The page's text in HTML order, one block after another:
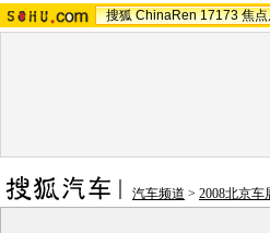
搜狐 ChinaRen 17173 焦点
汽车频道 > 2008北京车